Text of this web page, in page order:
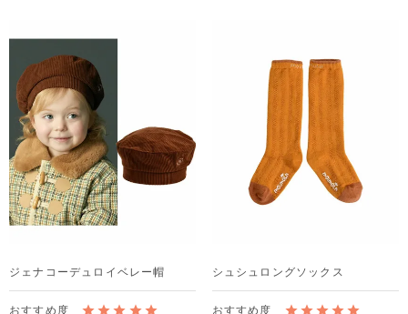
ジェナコーデュロイベレー帽 シュシュロングソックス